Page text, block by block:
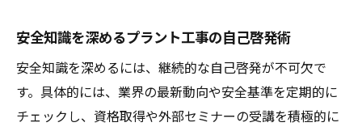
安全知識を深めるプラント工事の自己啓発術
安全知識を深めるには、継続的な自己啓発が不可欠で
す。具体的には、業界の最新動向や安全基準を定期的に
チェックし、資格取得や外部セミナーの受講を積極的に